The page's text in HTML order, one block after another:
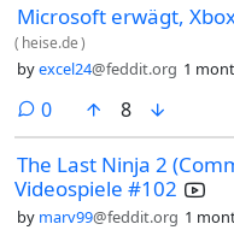
Microsoft erwägt,
( heise.de)
byexcel24@feddit.org 1
0comments
8
The Last Ninja 2
Videospiele #102
by marv99@feddit.org 1